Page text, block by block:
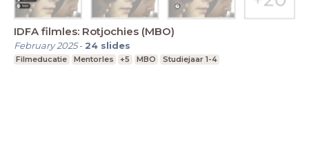
IDFA filmles: Rotjochies (MBO)
February 2025- 24 slides
Filmeducatie Mentorles +5 MBO Studiejaar 1-4